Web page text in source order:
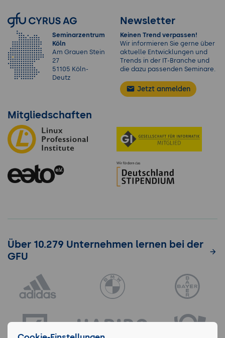
Seminarzentrum
Köln
Am Grauen Stein
27
51105 Köln-
Deutz
Newsletter
Keinen Trend verpassen!
Wir informieren Sie gerne über
aktuelle Entwicklungen und
Trends in der IT-Branche und
die dazu passenden Seminare.
Jetzt anmelden
Mitgliedschaften
Über 10.279 Unternehmen lernen bei der
GFU